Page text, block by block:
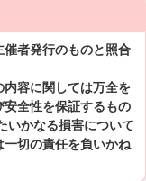
者発行のものと照合
容に関しては万全を
全性を保証するもの
いかなる損害について
切の責任を負いかね